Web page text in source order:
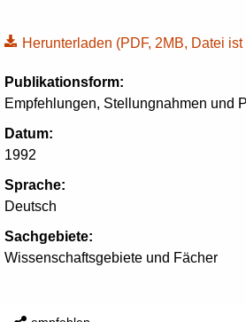
Herunterladen (PDF, 2MB, Datei
Publikationsform:
Empfehlungen, Stellungnahmen und
Datum:
1992
Sprache:
Deutsch
Sachgebiete:
Wissenschaftsgebiete und Fächer